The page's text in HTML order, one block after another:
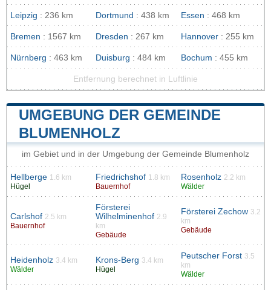
Leipzig : 236 km Dortmund : 438 km Essen : 468 km
Bremen : 1567 km Dresden : 267 km Hannover : 255 km
Nürnberg : 463 km Duisburg : 484 km Bochum : 455 km
Entfernung berechnet in Luftlinie
UMGEBUNG DER GEMEINDE
BLUMENHOLZ
im Gebiet und in der Umgebung der Gemeinde Blumenholz
Hellberge 1.6 km
Hügel
Friedrichshof 1.8 km
Bauernhof
Rosenholz 2.2 km
Wälder
Carlshof 2.5 km
Bauernhof
Försterei
Wilhelminenhof 2.9
km
Gebäude
Försterei Zechow 3.2
km
Gebäude
Heidenholz 3.4 km
Wälder
Krons-Berg 3.4 km
Hügel
Peutscher Forst 3.5
km
Wälder